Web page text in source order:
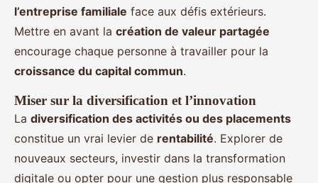
l’entreprise familiale face aux défis extérieurs.
Mettre en avant la création de valeur partagée
encourage chaque personne à travailler pour la
croissance du capital commun.
Miser sur la diversification et l’innovation
La diversification des activités ou des placements
constitue un vrai levier de rentabilité. Explorer de
nouveaux secteurs, investir dans la transformation
digitale ou opter pour une gestion plus responsable